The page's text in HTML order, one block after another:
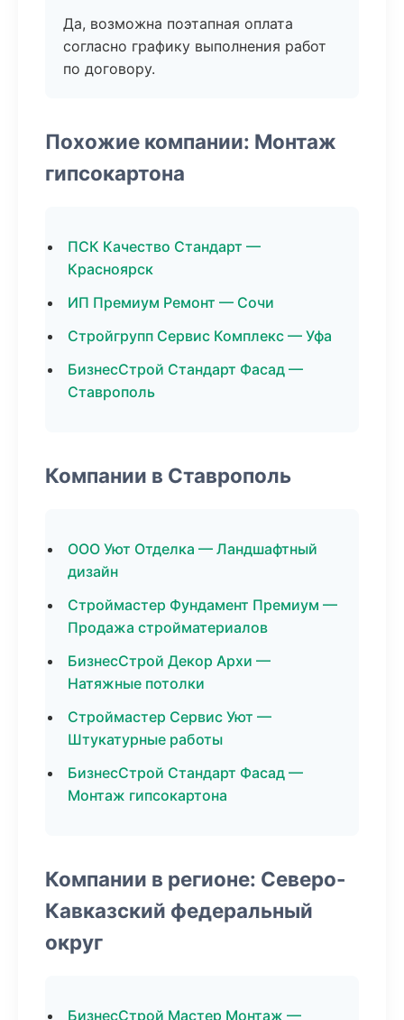
Да, возможна поэтапная оплата
согласно графику выполнения работ
по договору.
Похожие компании: Монтаж
гипсокартона
ПСК Качество Стандарт —
Красноярск
ИП Премиум Ремонт — Сочи
Стройгрупп Сервис Комплекс — Уфа
БизнесСтрой Стандарт Фасад —
Ставрополь
Компании в Ставрополь
ООО Уют Отделка — Ландшафтный
дизайн
Строймастер Фундамент Премиум —
Продажа стройматериалов
БизнесСтрой Декор Архи —
Натяжные потолки
Строймастер Сервис Уют —
Штукатурные работы
БизнесСтрой Стандарт Фасад —
Монтаж гипсокартона
Компании в регионе: Северо-
Кавказский федеральный
округ
БизнесСтрой Мастер Монтаж —